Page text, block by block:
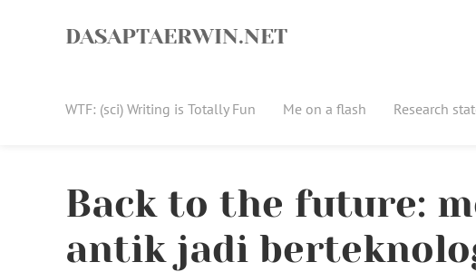
DASAPTAERWIN.NET
WTF: (sci) Writing is Totally Fun Me on a flash Research
Back to the future:
antik jadi